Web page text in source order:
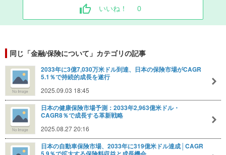
いいね！ 0
同じ「金融/保険について」カテゴリの記事
2033年に3億7,030万米ドル到達、日本の保険市場がCAGR
5.1％で持続的成長を遂行
2025.09.03 18:45
日本の健康保険市場予測：2033年2,963億米ドル・
CAGR8％で成長する革新戦略
2025.08.27 20:16
日本の自動車保険市場、2033年に319億米ドル達成│CAGR